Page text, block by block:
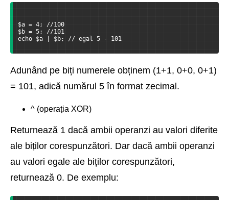
$a = 4; //100
$b = 5; //101
echo $a | $b; // egal 5 - 101
Adunând pe biți numerele obținem (1+1, 0+0, 0+1)
= 101, adică numărul 5 în format zecimal.
^ (operația XOR)
Returnează 1 dacă ambii operanzi au valori diferite
ale biților corespunzători. Dar dacă ambii operanzi
au valori egale ale biților corespunzători,
returnează 0. De exemplu: